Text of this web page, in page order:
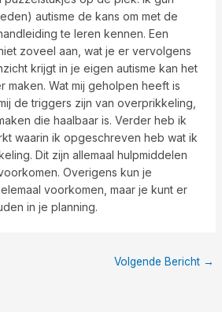
autisme de kans om met de
te leren kennen. Een
zoveel aan, wat je er vervolgens
krijgt in je eigen autisme kan het
maken. Wat mij geholpen heeft is
de triggers zijn van overprikkeling,
die haalbaar is. Verder heb ik
waarin ik opgeschreven heb wat ik
Dit zijn allemaal hulpmiddelen
Overigens kun je
voorkomen, maar je kunt er
in je planning.
Volgende Bericht →